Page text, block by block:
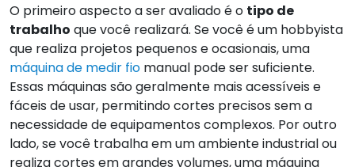
O primeiro aspecto a ser avaliado é o tipo de
trabalho que você realizará. Se você é um hobbyista
que realiza projetos pequenos e ocasionais, uma
máquina de medir fio manual pode ser suficiente.
Essas máquinas são geralmente mais acessíveis e
fáceis de usar, permitindo cortes precisos sem a
necessidade de equipamentos complexos. Por outro
lado, se você trabalha em um ambiente industrial ou
realiza cortes em grandes volumes, uma máquina